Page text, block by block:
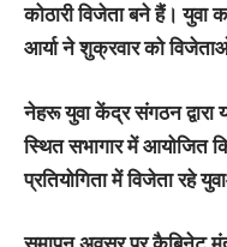
कोठारी विजेता बने हैं। युवा
आर्या ने शुक्रवार को
नेहरू युवा केंद्र संगठन
स्थित सभागार में आयोजित
प्रतियोगिता में विजेता रहे